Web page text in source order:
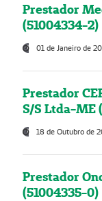
Prestador
(51004334-2)
01 de Janeiro de
Prestador
S/S Ltda-ME
18 de Outubro de
Prestador
(51004335-0)